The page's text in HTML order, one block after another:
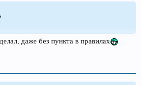
даже без пункта в правилах